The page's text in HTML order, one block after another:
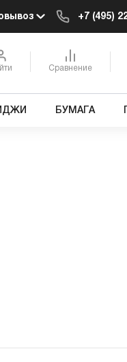
+7 (495)
Сравнение
БУМАГА